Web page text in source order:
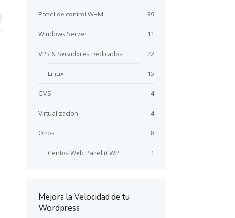
Panel de control WHM 39
Windows Server 11
VPS & Servidores Dedicados 22
Linux 15
CMS 4
Virtualizacion 4
Otros 8
Centos Web Panel (CWP 1
Mejora la Velocidad de tu
Wordpress